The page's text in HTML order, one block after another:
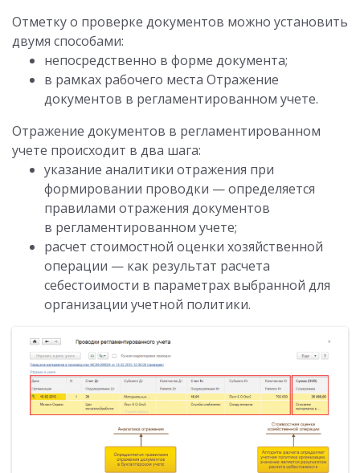
Отметку о проверке документов можно установить
двумя способами:
непосредственно в форме документа;
в рамках рабочего места Отражение
документов в регламентированном учете.
Отражение документов в регламентированном
учете происходит в два шага:
указание аналитики отражения при
формировании проводки — определяется
правилами отражения документов
в регламентированном учете;
расчет стоимостной оценки хозяйственной
операции — как результат расчета
себестоимости в параметрах выбранной для
организации учетной политики.